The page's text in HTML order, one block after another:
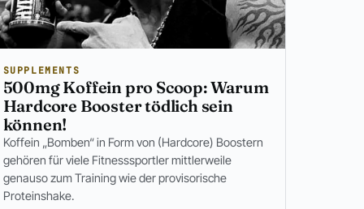
SUPPLEMENTS
500mg Koffein pro Scoop: Warum
Hardcore Booster tödlich sein
können!
Koffein „Bomben“ in Form von (Hardcore) Boostern
gehören für viele Fitnesssportler mittlerweile
genauso zum Training wie der provisorische
Proteinshake.